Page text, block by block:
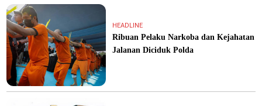
HEADLINE
Ribuan Pelaku Narkoba dan Kejahatan
Jalanan Diciduk Polda